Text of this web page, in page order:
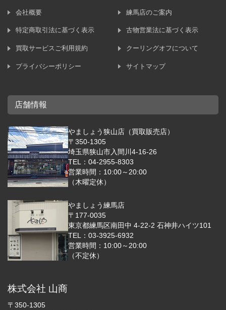
会社概要 練馬店のご案内
特定商取引法に基づく表示 古物営業法に基づく表示
買取サービスご利用規約 クーリングオフについて
プライバシーポリシー サイトマップ
店舗情報
やましょう狭山店（買取販売店）
〒350-1305
埼玉県狭山市入間川4-16-26
TEL：04-2955-8303
営業時間：10:00～20:00
（木曜定休）
やましょう練馬店
〒177-0035
東京都練馬区南田中 4-22-2 石神井ハイツ101
TEL：03-3925-6932
営業時間：10:00～20:00
（不定休）
株式会社 山商
〒350-1305